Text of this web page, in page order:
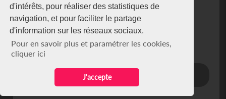
d'intérêts, pour réaliser des statistiques de
navigation, et pour faciliter le partage
d'information sur les réseaux sociaux.
Pour en savoir plus et paramétrer les cookies,
cliquer ici
J'accepte
NEWSLETTER
Restez connecté via notre newsletter
S'abonner
Se désabonner